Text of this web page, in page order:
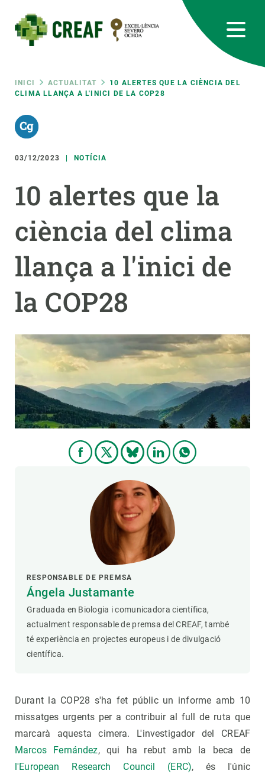
contingut
Fil
d'ariadna
INICI ACTUALITAT
10 ALERTES QUE LA CIÈNCIA DEL
CLIMA LLANÇA A L'INICI DE LA COP28
03/12/2023 NOTÍCIA
10 alertes que la
ciència del clima
llança a l'inici de
la COP28
RESPONSABLE DE PREMSA
Ángela Justamante
Graduada en Biologia i comunicadora científica,
actualment responsable de premsa del CREAF, també
té experiència en projectes europeus i de divulgació
científica.
Durant la COP28 s'ha fet públic un informe amb 10
missatges urgents per a contribuir al full de ruta que
marcarà aquesta cimera. L'investigador del CREAF
Marcos Fernández, qui ha rebut amb la beca de
l'European Research Council (ERC), és l'únic
RRSS
Featured
responsive
INTRANET
Responsive
menu
RECERCA
CIÈNCIA EN ACCIÓ
UNEIX-TE A NOSALTRES
PARTICIPA